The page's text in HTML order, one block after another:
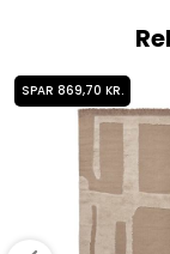
SPAR 869,70 KR.